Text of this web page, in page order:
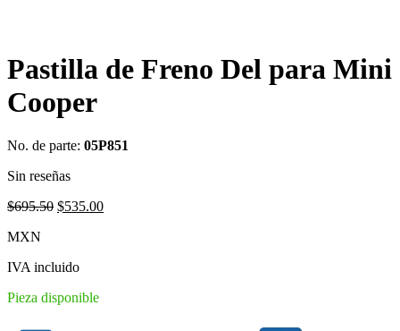
Pastilla de Freno Del para Mini
Cooper
No. de parte: 05P851
Sin reseñas
$695.50 Original
$535.00Current
MXN
IVA incluido
Pieza disponible